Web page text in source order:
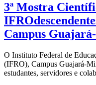
3ª Mostra
Campus
O Instituto Federal de
(IFRO), Campus Guajará-
estudantes, servidores e